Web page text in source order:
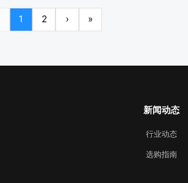
1 2 › »
新闻动态
行业动态
选购指南